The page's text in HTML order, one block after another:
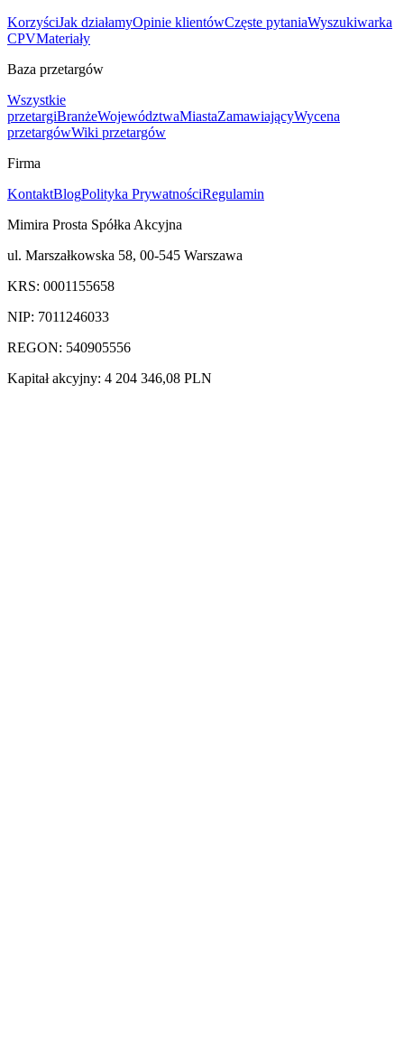
KorzyściJak działamyOpinie klientówCzęste pytaniaWyszukiwarka
CPVMateriały
Baza przetargów
Wszystkie
przetargiBranżeWojewództwaMiastaZamawiającyWycena
przetargówWiki przetargów
Firma
KontaktBlogPolityka PrywatnościRegulamin
Mimira Prosta Spółka Akcyjna
ul. Marszałkowska 58, 00-545 Warszawa
KRS: 0001155658
NIP: 7011246033
REGON: 540905556
Kapitał akcyjny: 4 204 346,08 PLN